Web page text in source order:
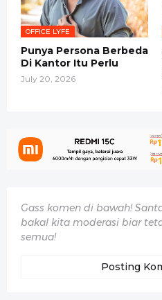
OFFICE LYFE
Punya Persona Berbeda
Di Kantor Itu Perlu
July 20, 2026
Gass komen di bawah!
bakal kita moderasi biar
semua!
Posting